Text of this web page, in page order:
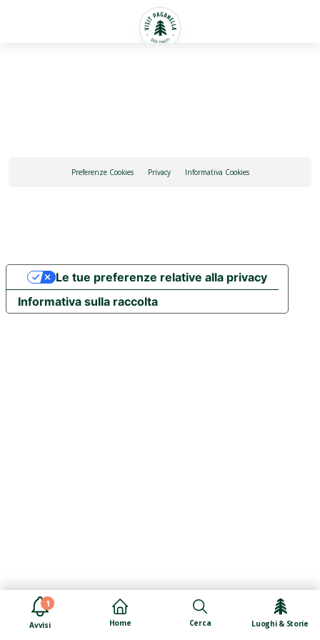
1
Avvisi Home Cerca Luoghi & Storie
Preferenze Cookies Privacy Informativa Cookies
Informativa sulla raccolta
Le tue preferenze relative alla privacy